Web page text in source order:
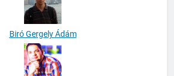
Biró Gergely Ádám